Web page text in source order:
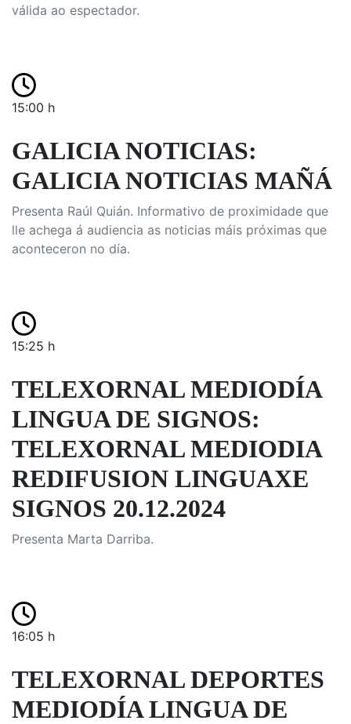
válida ao espectador.
15:00 h
GALICIA NOTICIAS:
GALICIA NOTICIAS MAÑÁ
Presenta Raúl Quián. Informativo de proximidade que
lle achega á audiencia as noticias máis próximas que
aconteceron no día.
15:25 h
TELEXORNAL MEDIODÍA
LINGUA DE SIGNOS:
TELEXORNAL MEDIODIA
REDIFUSION LINGUAXE
SIGNOS 20.12.2024
Presenta Marta Darriba.
16:05 h
TELEXORNAL DEPORTES
MEDIODÍA LINGUA DE